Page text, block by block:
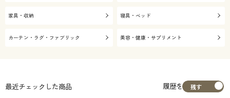
家具・収納 寝具・ベッド
カーテン・ラグ・ファブリック 美容・健康・サプリメント
最近チェックした商品 履歴を